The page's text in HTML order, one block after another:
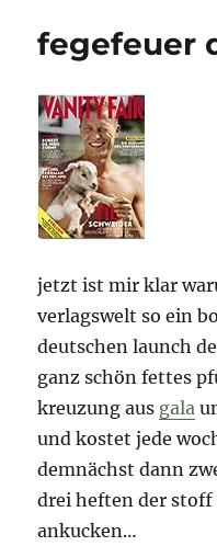
fegefeuer
jetzt ist mir klar
verlagswelt so ein
deutschen launch
ganz schön fettes
kreuzung aus gala
und kostet jede
demnächst dann
drei heften der
ankucken…